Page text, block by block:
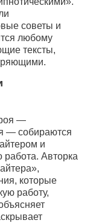
советы и
любому
тексты,
—
— собираются
и
работа. Авторка
которые
работу,